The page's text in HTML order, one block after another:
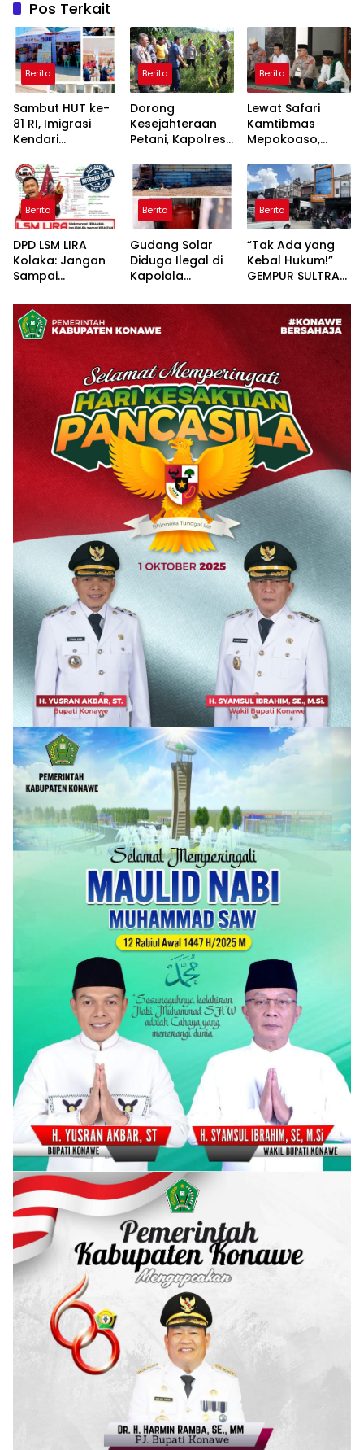
Pos Terkait
Berita
Sambut HUT ke-
81 RI, Imigrasi
Kendari
Bareng Pemkab
Konawe dan BPR
Bahteramas
Adakan Baksos
Berita
Dorong
Kesejahteraan
Petani, Kapolres
Langsung ke
Lahan Jagung
Desa Walay
Berita
Lewat Safari
Kamtibmas
Mepokoaso,
Serap Aspirasi
Masyarakat
Padangguni
Berita
DPD LSM LIRA
Kolaka: Jangan
Sampai
Publik Dibalas
Laporan,
Sementara
Substansi
Hukumnya Tidak
Pernah
Dijelaskan
Secara Terbuka
Berita
Gudang Solar
Diduga Ilegal di
Kapoiala
Dilaporkan ke
Lembaga Hukum
Berita
“Tak Ada yang
Kebal Hukum!”
GEMPUR SULTRA
Fajar S Tanawali
dan PT
Tadisangka, Siap
Kuasai Lahan
Puuwatu